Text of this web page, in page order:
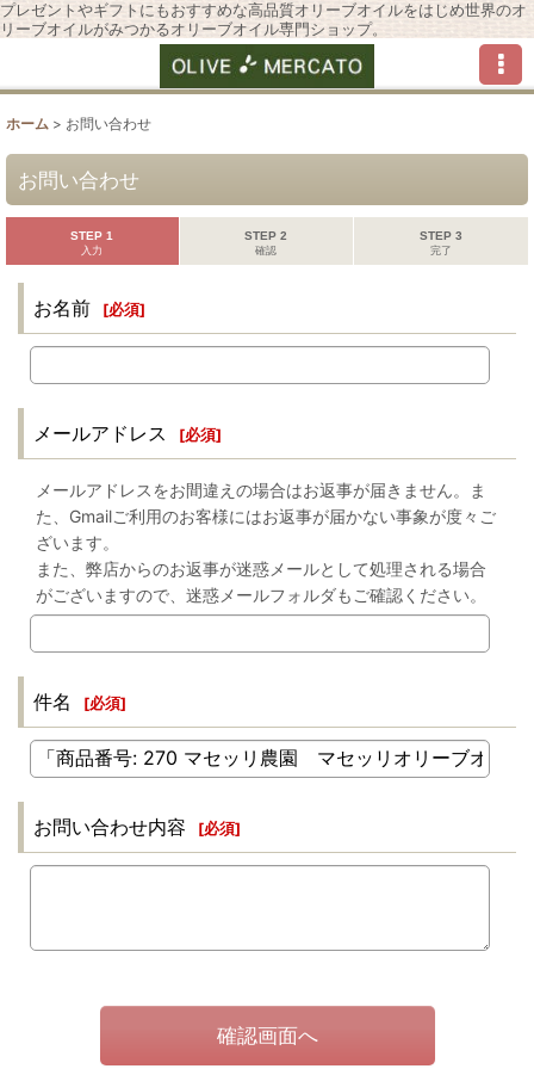
プレゼントやギフトにもおすすめな高品質オリーブオイルをはじめ世界のオ
リーブオイルがみつかるオリーブオイル専門ショップ。
ホーム > お問い合わせ
お問い合わせ
STEP 1
入力
STEP 2
確認
STEP 3
完了
お名前 [必須]
メールアドレス [必須]
メールアドレスをお間違えの場合はお返事が届きません。ま
た、Gmailご利用のお客様にはお返事が届かない事象が度々ご
ざいます。
また、弊店からのお返事が迷惑メールとして処理される場合
がございますので、迷惑メールフォルダもご確認ください。
件名 [必須]
お問い合わせ内容 [必須]
確認画面へ